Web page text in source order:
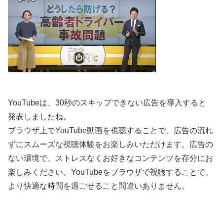
YouTubeは、30秒のスキップできない広告を導入すると
発表しましたね。
ブラウザ上でYouTube動画を視聴することで、広告の流れ
ずにスムーズな視聴体験をお楽しみいただけます。広告の
ない環境で、ストレスなくお好きなコンテンツを存分にお
楽しみください。YouTubeをブラウザで視聴することで、
より快適な時間を過ごせること間違いありません。